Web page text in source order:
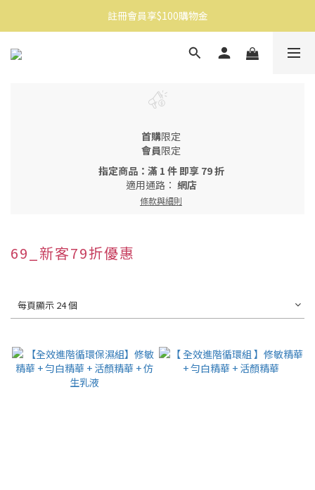
消費滿$1500免運
註冊會員享$100購物金
消費滿$1500免運
首購限定
會員限定
指定商品：滿 1 件 即享 79 折
適用通路： 網店
條款與細則
69_新客79折優惠
每頁顯示 24 個